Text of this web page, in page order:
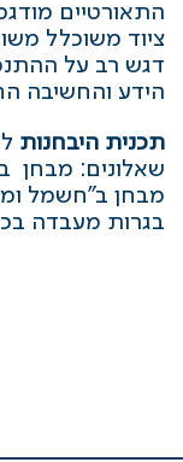
התאורטיים
ציוד משוכלל
דגש רב על
הידע והחשיבה
תכנית היבחנות
שאלונים: מבחן
מבחן ב"חשמל
בגרות מעבדה